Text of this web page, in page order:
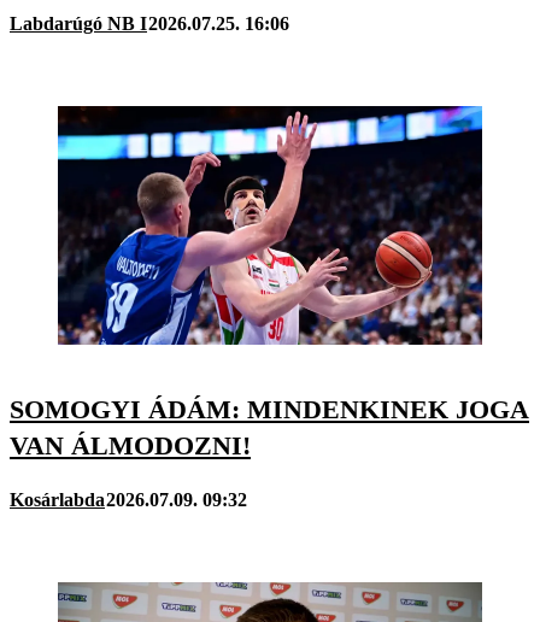
Labdarúgó NB I2026.07.25. 16:06
SOMOGYI ÁDÁM: MINDENKINEK JOGA
VAN ÁLMODOZNI!
Kosárlabda2026.07.09. 09:32